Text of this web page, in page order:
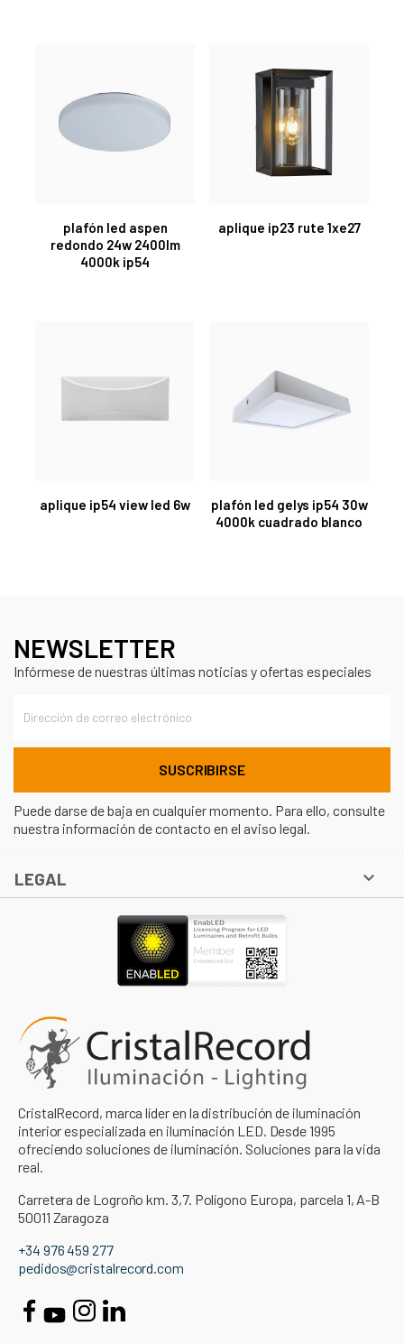
plafón led aspen
redondo 24w 2400lm
4000k ip54
aplique ip23 rute 1xe27
aplique ip54 view led 6w
plafón led gelys ip54 30w
4000k cuadrado blanco
NEWSLETTER
Infórmese de nuestras últimas noticias y ofertas especiales
Puede darse de baja en cualquier momento. Para ello, consulte
nuestra información de contacto en el aviso legal.
LEGAL 
CristalRecord, marca líder en la distribución de iluminación
interior especializada en iluminación LED. Desde 1995
ofreciendo soluciones de iluminación. Soluciones para la vida
real.
Carretera de Logroño km. 3,7. Polígono Europa, parcela 1, A-B
50011 Zaragoza
+34 976 459 277
pedidos@cristalrecord.com